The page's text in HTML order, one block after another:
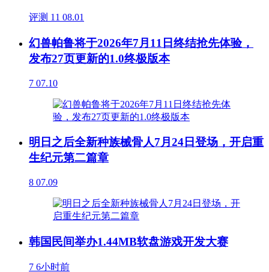
评测 11 08.01
幻兽帕鲁将于2026年7月11日终结抢先体验，
发布27页更新的1.0终极版本
7 07.10
明日之后全新种族械骨人7月24日登场，开启重
生纪元第二篇章
8 07.09
韩国民间举办1.44MB软盘游戏开发大赛
7 6小时前